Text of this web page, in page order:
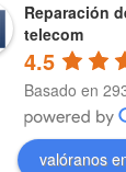
Reparación
telecom
4.5
Basado en
valóranos